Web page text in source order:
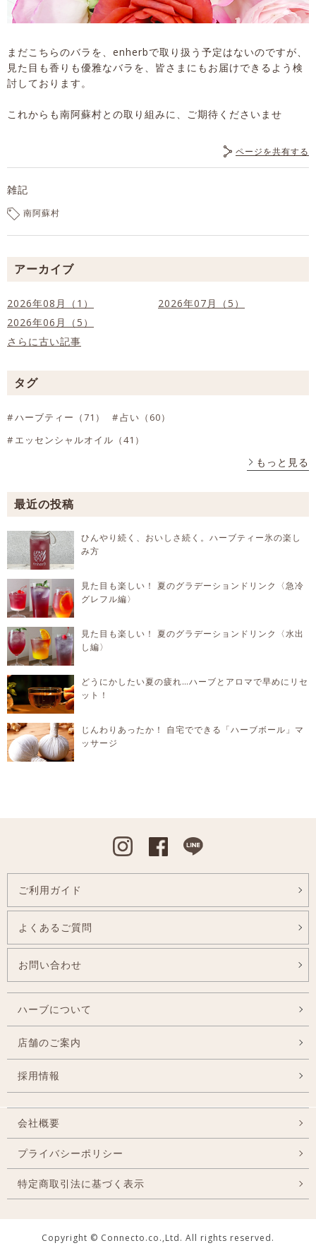
まだこちらのバラを、enherbで取り扱う予定はないのですが、
見た目も香りも優雅なバラを、皆さまにもお届けできるよう検
討しております。
これからも南阿蘇村との取り組みに、ご期待くださいませ
ページを共有する
雑記
南阿蘇村
アーカイブ
2026年08月（1）
2026年07月（5）
2026年06月（5）
さらに古い記事
タグ
ハーブティー（71）
占い（60）
エッセンシャルオイル（41）
もっと見る
最近の投稿
ひんやり続く、おいしさ続く。ハーブティー氷の楽し
み方
見た目も楽しい！ 夏のグラデーションドリンク〈急冷
グレフル編〉
見た目も楽しい！ 夏のグラデーションドリンク〈水出
し編〉
どうにかしたい夏の疲れ…ハーブとアロマで早めにリセ
ット！
じんわりあったか！ 自宅でできる「ハーブボール」マ
ッサージ
Instagram
ご利用ガイド
よくあるご質問
お問い合わせ
ハーブについて
店舗のご案内
採用情報
会社概要
プライバシーポリシー
特定商取引法に基づく表示
Copyright © Connecto.co.,Ltd. All rights reserved.